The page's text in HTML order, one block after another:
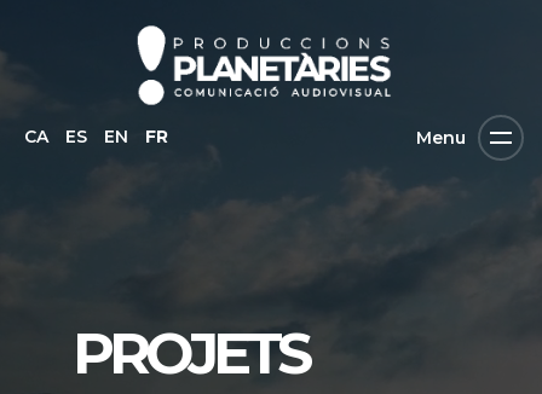
CA ES EN FR Menu
PROJETS